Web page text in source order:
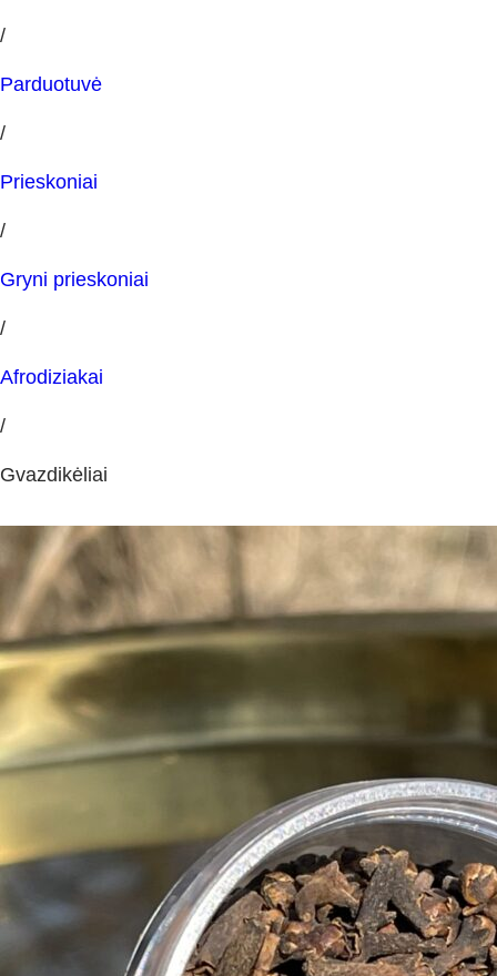
/
Parduotuvė
/
Prieskoniai
/
Gryni prieskoniai
/
Afrodiziakai
/
Gvazdikėliai